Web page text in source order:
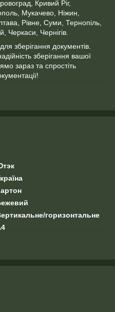
Кривий Ріг,
Мукачево, Ніжин,
Рівне, Суми, Тернопіль,
Чернігів.
зберігання документів.
зберігання вашої
зараз та спростіть
горизонтальне